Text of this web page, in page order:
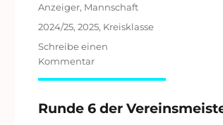
Anzeiger, Mannschaft
Schlagwörter
2024/25, 2025, Kreisklasse
Schreibe einen
Kommentarzu
Mitte
Runde 6 der